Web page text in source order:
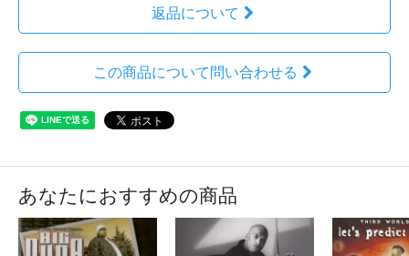
返品について
この商品について問い合わせる
あなたにおすすめの商品